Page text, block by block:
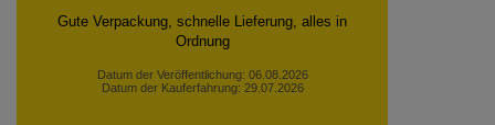
Schnell, gut verpackt. Zufrieden wie immer!
Datum der Kauferfahrung: 28.07.2026